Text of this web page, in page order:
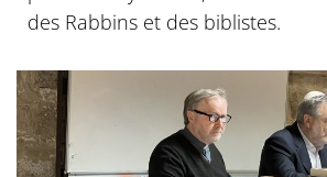
des Rabbins et des biblistes.